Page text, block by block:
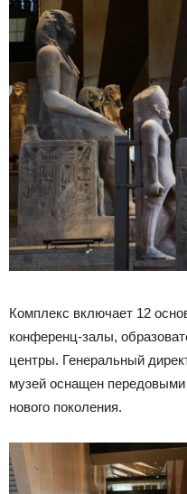
Комплекс включает 12
конференц-залы,
центры. Генеральный
музей оснащен
нового поколения.